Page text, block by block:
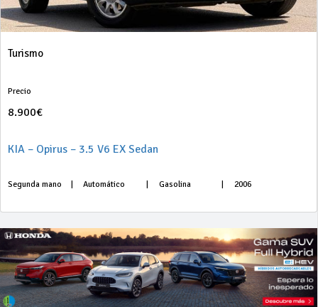
Turismo
Precio
8.900€
KIA – Opirus – 3.5 V6 EX Sedan
Segunda mano Automático Gasolina 2006